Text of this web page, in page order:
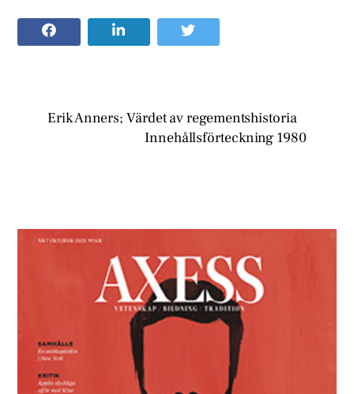
Erik Anners; Värdet av regementshistoria
Innehållsförteckning 1980